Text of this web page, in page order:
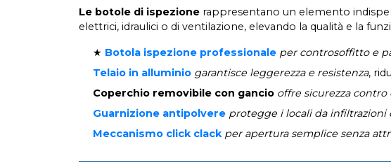
Le botole di ispezione rappresentano un elemento
elettrici, idraulici o di ventilazione, elevando la qualità e la
★ Botola ispezione professionale per controsoffitto e
Telaio in alluminio garantisce leggerezza e resistenza,
Coperchio removibile con gancio offre sicurezza
Guarnizione antipolvere protegge i locali da
Meccanismo click clack per apertura semplice senza